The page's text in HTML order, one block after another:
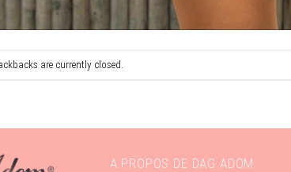
are currently closed.
A PROPOS DE DAG ADOM